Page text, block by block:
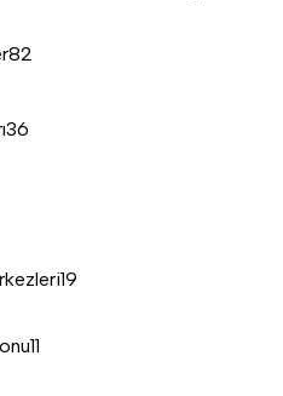
82
36
19
11